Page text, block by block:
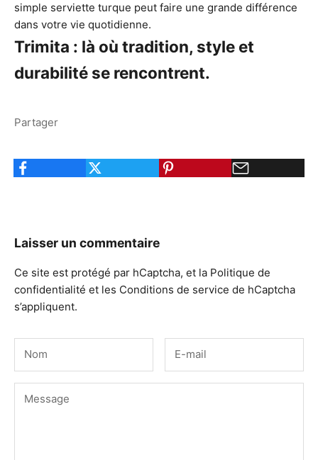
simple serviette turque peut faire une grande différence
dans votre vie quotidienne.
Trimita : là où tradition, style et
durabilité se rencontrent.
Partager
Laisser un commentaire
Ce site est protégé par hCaptcha, et la Politique de
confidentialité et les Conditions de service de hCaptcha
s’appliquent.